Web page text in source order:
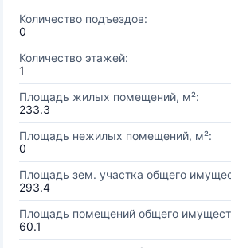
Количество подъездов:
0
Количество этажей:
1
Площадь жилых помещений, м²:
233.3
Площадь нежилых помещений, м²:
0
Площадь зем. участка общего
293.4
Площадь помещений общего
60.1